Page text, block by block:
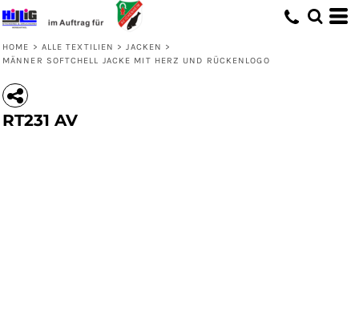
HOME > ALLE TEXTILIEN > JACKEN >
MÄNNER SOFTCHELL JACKE MIT HERZ UND RÜCKENLOGO
RT231 AV